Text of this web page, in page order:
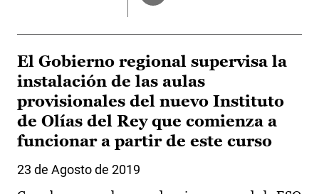
El Gobierno regional supervisa la
instalación de las aulas
provisionales del nuevo Instituto
de Olías del Rey que comienza a
funcionar a partir de este curso
23 de Agosto de 2019